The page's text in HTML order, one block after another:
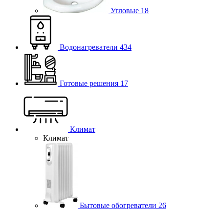
Угловые 18
Водонагреватели 434
Готовые решения 17
Климат
Климат
Бытовые обогреватели 26